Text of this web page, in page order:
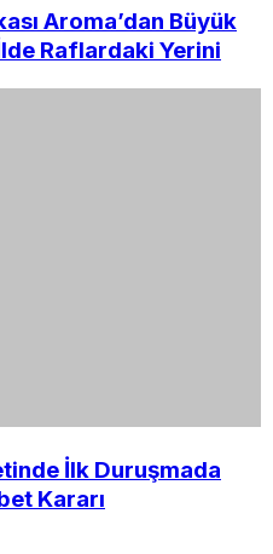
Aroma’dan Büyük
Raflardaki Yerini
İlk Duruşmada
Kararı